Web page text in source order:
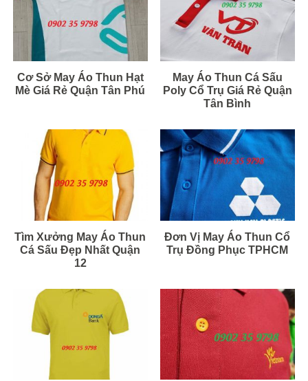
Cơ Sở May Áo Thun Hạt
Mè Giá Rẻ Quận Tân Phú
May Áo Thun Cá Sấu
Poly Cổ Trụ Giá Rẻ Quận
Tân Bình
Tìm Xưởng May Áo Thun
Cá Sấu Đẹp Nhất Quận
12
Đơn Vị May Áo Thun Cổ
Trụ Đồng Phục TPHCM